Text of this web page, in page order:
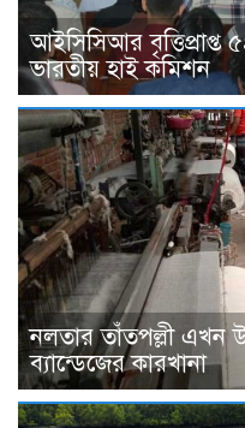
আইসিসিআর বৃত্তিপ্রাপ্ত
ভারতীয় হাই কমিশন
নলতার তাঁতপল্লী এখন
ব্যান্ডেজের কারখানা